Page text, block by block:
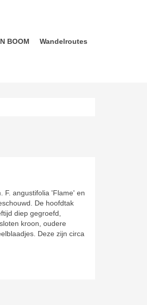
BOOM Wandelroutes
F. angustifolia 'Flame' en
De hoofdtak
diep gegroefd,
kroon, oudere
Deze zijn circa